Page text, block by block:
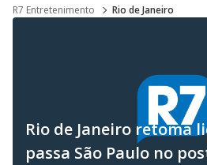
R7 Entretenimento Rio de Janeiro
Rio de Janeiro retoma
passa São Paulo no